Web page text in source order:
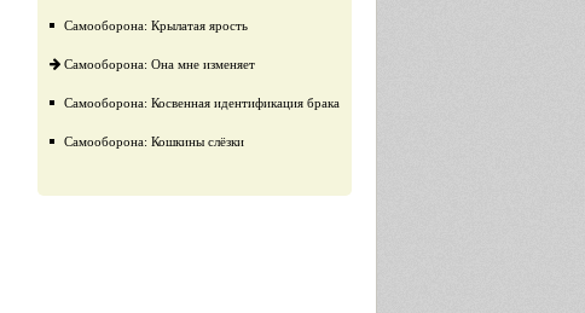
Самооборона: Крылатая ярость
Самооборона: Она мне изменяет
Самооборона: Косвенная идентификация брака
Самооборона: Кошкины слёзки